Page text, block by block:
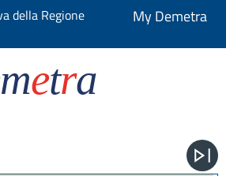
della Regione
My Demetra
etra